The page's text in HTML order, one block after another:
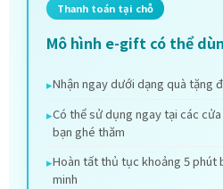
Thanh toán tại chỗ
Mô hình e-gift có thể
Nhận ngay dưới dạng quà tặng
Có thể sử dụng ngay tại các
bạn ghé thăm
Hoàn tất thủ tục khoảng 5 phút
minh